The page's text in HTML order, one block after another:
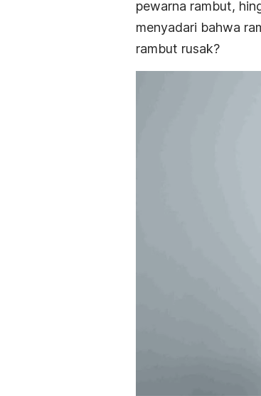
pewarna rambut,
menyadari bahwa
rambut rusak?